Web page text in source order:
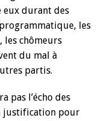
eux durant des
les
les chômeurs
du mal à
partis.
pas l’écho des
justification pour